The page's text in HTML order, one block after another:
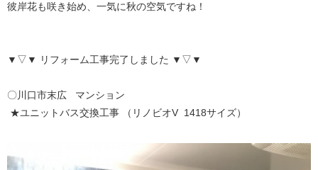
彼岸花も咲き始め、一気に秋の空気ですね！
▼▽▼ リフォーム工事完了しました ▼▽▼
〇川口市末広 マンション
★ユニットバス交換工事 （リノビオV 1418サイズ）